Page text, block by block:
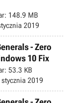
148.9 MB
2019
- Zero
10 Fix
53.3 KB
2019